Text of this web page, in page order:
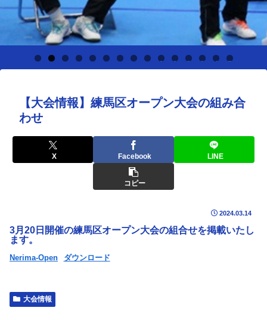
0 1 2 3 4 5
【大会情報】練馬区オープン大会の組み合
わせ
X Facebook LINE
コピー
2024.03.14
3月20日開催の練馬区オープン大会の組合せを掲載いたし
ます。
Nerima-Open ダウンロード
大会情報